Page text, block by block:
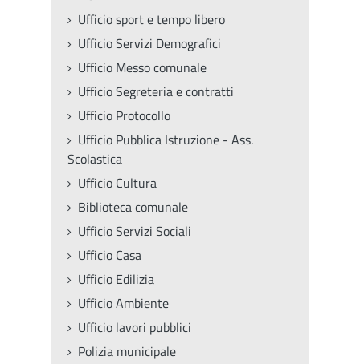
Ufficio sport e tempo libero
Ufficio Servizi Demografici
Ufficio Messo comunale
Ufficio Segreteria e contratti
Ufficio Protocollo
Ufficio Pubblica Istruzione - Ass.
Scolastica
Ufficio Cultura
Biblioteca comunale
Ufficio Servizi Sociali
Ufficio Casa
Ufficio Edilizia
Ufficio Ambiente
Ufficio lavori pubblici
Polizia municipale